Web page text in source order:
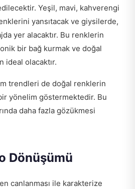
Yeşil, mavi, kahverengi
yansıtacak ve giysilerde,
yer alacaktır. Bu renklerin
bir bağ kurmak ve doğal
ideal olacaktır.
trendleri de doğal renklerin
yönelim göstermektedir. Bu
daha fazla gözükmesi
Dönüşümü
canlanması ile karakterize